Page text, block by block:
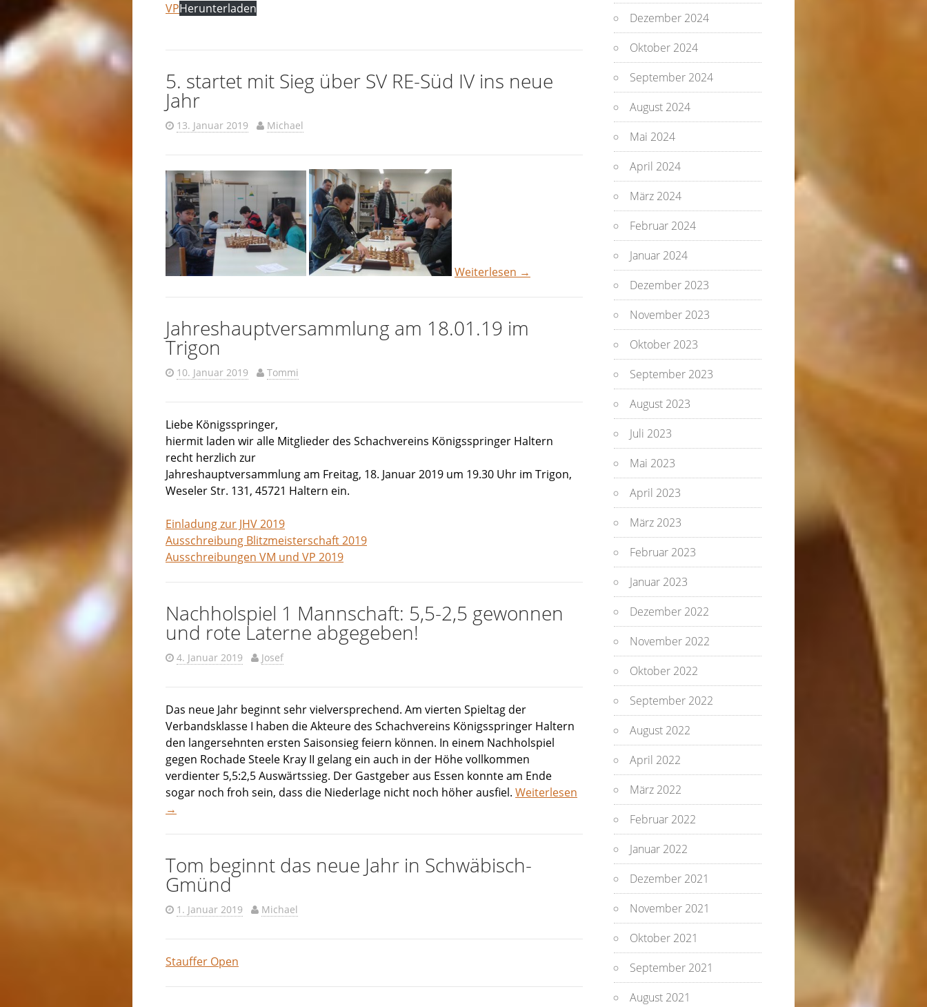
VPHerunterladen
5. startet mit Sieg über SV RE-Süd IV ins neue
Jahr
13. Januar 2019 Michael
Weiterlesen →
Jahreshauptversammlung am 18.01.19 im
Trigon
10. Januar 2019 Tommi
Liebe Königsspringer,
hiermit laden wir alle Mitglieder des Schachvereins Königsspringer Haltern
recht herzlich zur
Jahreshauptversammlung am Freitag, 18. Januar 2019 um 19.30 Uhr im Trigon,
Weseler Str. 131, 45721 Haltern ein.
Einladung zur JHV 2019
Ausschreibung Blitzmeisterschaft 2019
Ausschreibungen VM und VP 2019
Nachholspiel 1 Mannschaft: 5,5-2,5 gewonnen
und rote Laterne abgegeben!
4. Januar 2019 Josef
Das neue Jahr beginnt sehr vielversprechend. Am vierten Spieltag der
Verbandsklasse I haben die Akteure des Schachvereins Königsspringer Haltern
den langersehnten ersten Saisonsieg feiern können. In einem Nachholspiel
gegen Rochade Steele Kray II gelang ein auch in der Höhe vollkommen
verdienter 5,5:2,5 Auswärtssieg. Der Gastgeber aus Essen konnte am Ende
sogar noch froh sein, dass die Niederlage nicht noch höher ausfiel. Weiterlesen
→
Tom beginnt das neue Jahr in Schwäbisch-
Gmünd
1. Januar 2019 Michael
Stauffer Open
Dezember 2024
Oktober 2024
September 2024
August 2024
Mai 2024
April 2024
März 2024
Februar 2024
Januar 2024
Dezember 2023
November 2023
Oktober 2023
September 2023
August 2023
Juli 2023
Mai 2023
April 2023
März 2023
Februar 2023
Januar 2023
Dezember 2022
November 2022
Oktober 2022
September 2022
August 2022
April 2022
März 2022
Februar 2022
Januar 2022
Dezember 2021
November 2021
Oktober 2021
September 2021
August 2021